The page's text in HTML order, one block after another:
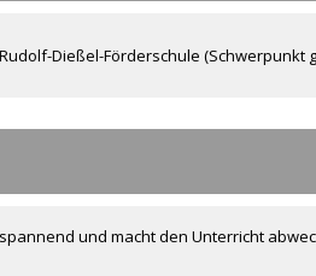
Dießel-Förderschule (Schwerpunkt
und macht den Unterricht